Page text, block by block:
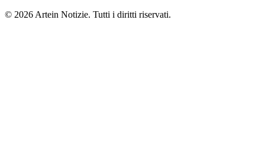
© 2026 Artein Notizie. Tutti i diritti riservati.